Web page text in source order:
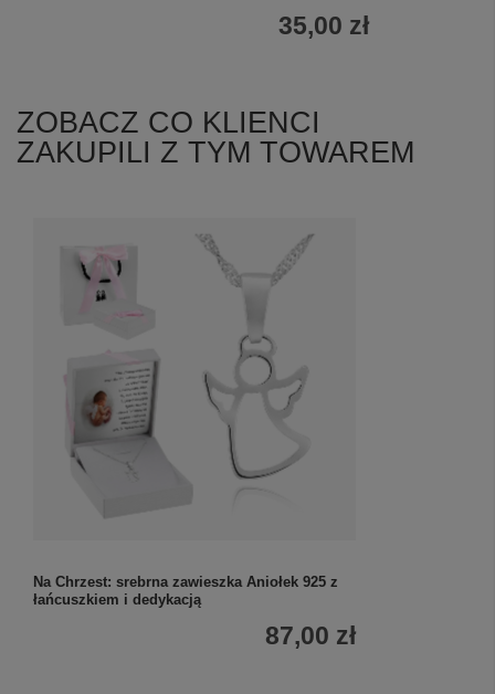
35,00 zł
ZOBACZ CO KLIENCI
ZAKUPILI Z TYM TOWAREM
Na Chrzest: srebrna zawieszka Aniołek 925 z
łańcuszkiem i dedykacją
87,00 zł